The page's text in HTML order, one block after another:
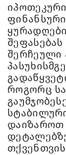
შერჩეული
როგორც